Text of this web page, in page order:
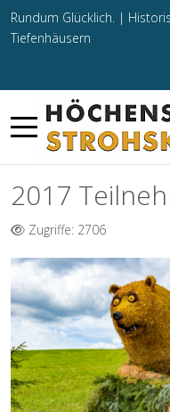
Rundum Glücklich. |
Tiefenhäusern
2017
Zugriffe: 2706